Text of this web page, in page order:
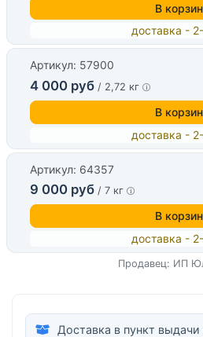
В
доставка -
Артикул: 57900
4 000 руб / 2,72 кг
В
доставка -
Артикул: 64357
9 000 руб / 7 кг
В
доставка -
Продавец: ИП
Доставка в пункт